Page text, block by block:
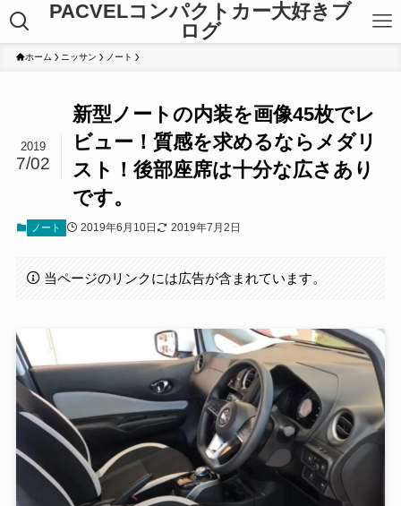
PACVELコンパクトカー大好きブ
ログ
ホーム ニッサン ノート
新型ノートの内装を画像45枚でレ
ビュー！質感を求めるならメダリ
スト！後部座席は十分な広さあり
です。
2019
7/02
ノート 2019年6月10日 2019年7月2日
当ページのリンクには広告が含まれています。